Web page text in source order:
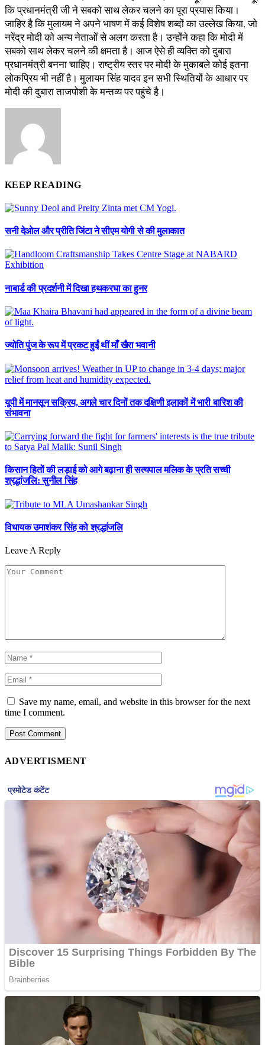
कि प्रधानमंत्री जी ने सबको साथ लेकर चलने का पूरा प्रयास किया।
जाहिर है कि मुलायम ने अपने भाषण में कई विशेष शब्दों का उल्लेख किया, जो
नरेंद्र मोदी को अन्य नेताओं से अलग करता है। उन्होंने कहा कि मोदी में
सबको साथ लेकर चलने की क्षमता है। आज ऐसे ही व्यक्ति को दुबारा
प्रधानमंत्री बनना चाहिए। राष्ट्रीय स्तर पर मोदी के मुकाबले कोई इतना
लोकप्रिय भी नहीं है। मुलायम सिंह यादव इन सभी स्थितियों के आधार पर
मोदी की दुबारा ताजपोशी के मन्तव्य पर पहुंचे है।
KEEP READING
सनी देओल और प्रीति जिंटा ने सीएम योगी से की मुलाकात
नाबार्ड की प्रदर्शनी में दिखा हथकरघा का हुनर
ज्योति पुंज के रूप में प्रकट हुईं थीं माँ खैरा भवानी
यूपी में मानसून सक्रिय, अगले चार दिनों तक दक्षिणी इलाकों में भारी बारिश की
संभावना
किसान हितों की लड़ाई को आगे बढ़ाना ही सत्यपाल मलिक के प्रति सच्ची
श्रद्धांजलि: सुनील सिंह
विधायक उमाशंकर सिंह को श्रद्धांजलि
Leave A Reply
Save my name, email, and website in this browser for the next
time I comment.
ADVERTISMENT